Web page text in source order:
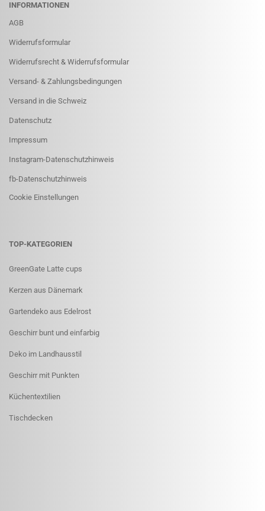
INFORMATIONEN
AGB
Widerrufsformular
Widerrufsrecht & Widerrufsformular
Versand- & Zahlungsbedingungen
Versand in die Schweiz
Datenschutz
Impressum
Instagram-Datenschutzhinweis
fb-Datenschutzhinweis
Cookie Einstellungen
TOP-KATEGORIEN
GreenGate Latte cups
Kerzen aus Dänemark
Gartendeko aus Edelrost
Geschirr bunt und einfarbig
Deko im Landhausstil
Geschirr mit Punkten
Küchentextilien
Tischdecken